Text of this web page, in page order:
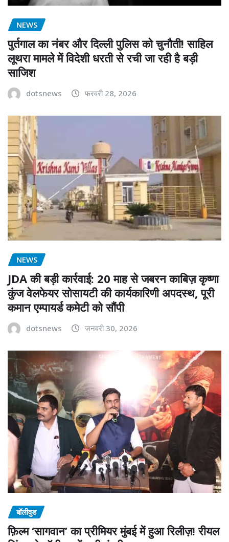
NEWS
पुर्तगाल का नंबर और दिल्ली पुलिस को चुनौती! साहिल
लूथरा मामले में विदेशी धरती से रची जा रही है बड़ी
साजिश
dotsnews फरवरी 28, 2026
NEWS
JDA की बड़ी कार्रवाई: 20 माह से जबरन काबिज़ कृष्णा
कुंज वेलफेयर सोसायटी की कार्यकारिणी अपदस्थ, पूरी
कमान एम्पायर्ड कमेटी को सौंपी
dotsnews जनवरी 30, 2026
बॉलीवुड
फ़िल्म ‘सागवान’ का प्रीमियर मुंबई में हुआ रिलीज़! रीयल